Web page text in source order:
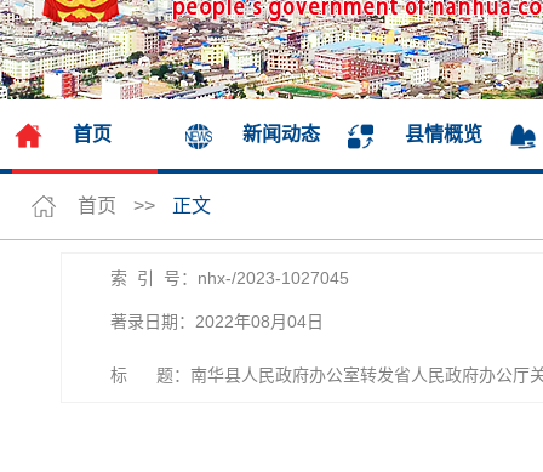
首页 新闻动态 县情概览
首页 >> 正文
索 引 号：nhx-/2023-1027045
著录日期：2022年08月04日
标 题：南华县人民政府办公室转发省人民政府办公厅